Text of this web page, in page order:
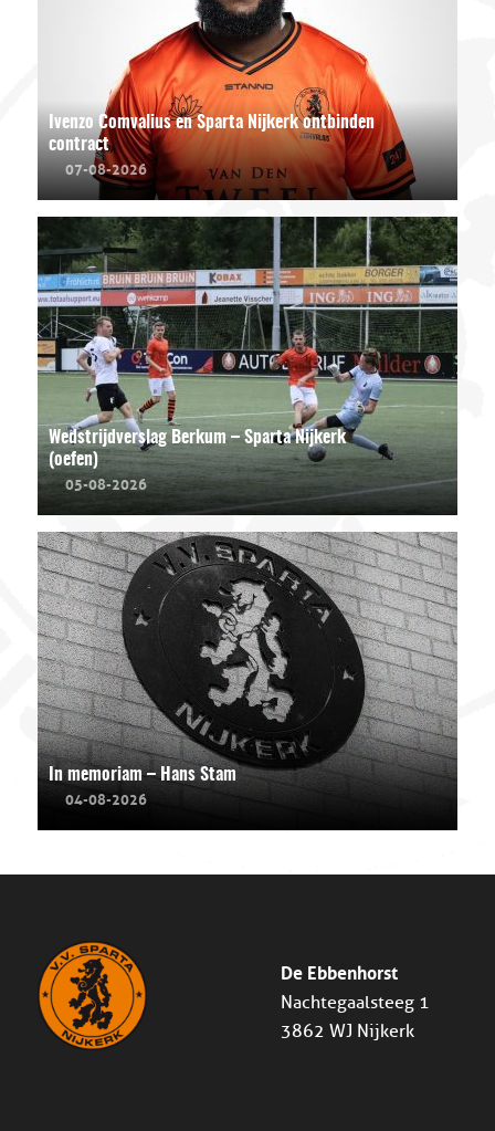
Ivenzo Comvalius en Sparta Nijkerk ontbinden
contract
07-08-2026
Wedstrijdverslag Berkum – Sparta Nijkerk
(oefen)
05-08-2026
In memoriam – Hans Stam
04-08-2026
De Ebbenhorst
Nachtegaalsteeg 1
3862 WJ Nijkerk